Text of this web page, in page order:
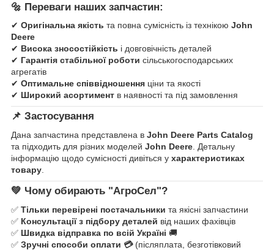
🔩 Переваги наших запчастин:
✔ Оригінальна якість та повна сумісність із технікою John
Deere
✔ Висока зносостійкість і довговічність деталей
✔ Гарантія стабільної роботи сільськогосподарських
агрегатів
✔ Оптимальне співвідношення ціни та якості
✔ Широкий асортимент в наявності та під замовлення
📌 Застосування
Дана запчастина представлена в John Deere Parts Catalog
та підходить для різних моделей John Deere . Детальну
інформацію щодо сумісності дивіться у характеристиках
товару
💚 Чому обирають "АгроСел"?
✅ Тільки перевірені постачальники та якісні запчастини
✅ Консультації з підбору деталей від наших фахівців
✅ Швидка відправка по всій Україні 🚚
✅ Зручні способи оплати 💳(післяплата, безготівковий